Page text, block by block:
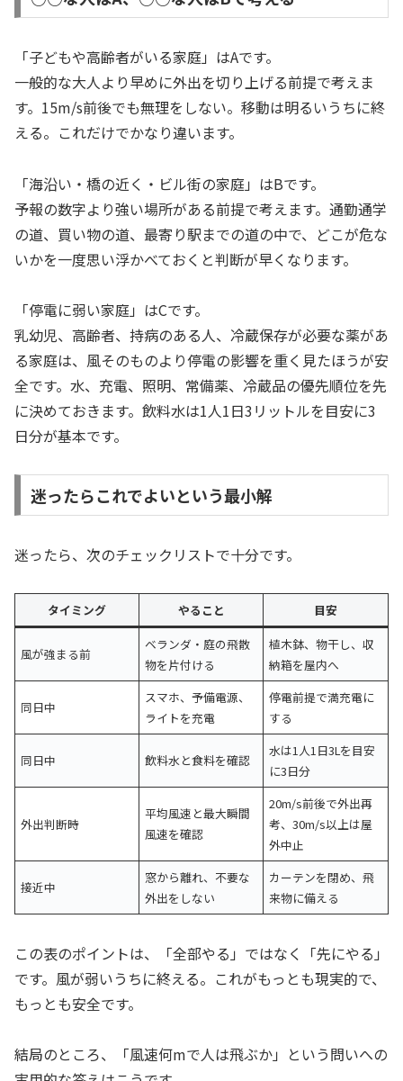
「子どもや高齢者がいる家庭」はAです。
一般的な大人より早めに外出を切り上げる前提で考えま
す。15m/s前後でも無理をしない。移動は明るいうちに終
える。これだけでかなり違います。
「海沿い・橋の近く・ビル街の家庭」はBです。
予報の数字より強い場所がある前提で考えます。通勤通学
の道、買い物の道、最寄り駅までの道の中で、どこが危な
いかを一度思い浮かべておくと判断が早くなります。
「停電に弱い家庭」はCです。
乳幼児、高齢者、持病のある人、冷蔵保存が必要な薬があ
る家庭は、風そのものより停電の影響を重く見たほうが安
全です。水、充電、照明、常備薬、冷蔵品の優先順位を先
に決めておきます。飲料水は1人1日3リットルを目安に3
日分が基本です。
迷ったらこれでよいという最小解
迷ったら、次のチェックリストで十分です。
タイミング やること 目安
風が強まる前
ベランダ・庭の飛散
物を片付ける
植木鉢、物干し、収
納箱を屋内へ
同日中
スマホ、予備電源、
ライトを充電
停電前提で満充電に
する
同日中 飲料水と食料を確認
水は1人1日3Lを目安
に3日分
外出判断時
平均風速と最大瞬間
風速を確認
20m/s前後で外出再
考、30m/s以上は屋
外中止
接近中
窓から離れ、不要な
外出をしない
カーテンを閉め、飛
来物に備える
この表のポイントは、「全部やる」ではなく「先にやる」
です。風が弱いうちに終える。これがもっとも現実的で、
もっとも安全です。
結局のところ、「風速何mで人は飛ぶか」という問いへの